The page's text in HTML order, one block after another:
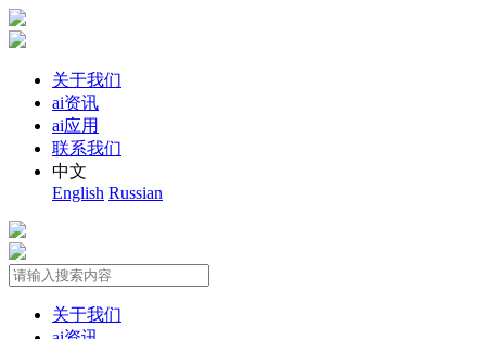
关于我们
ai资讯
ai应用
联系我们
中文
English Russian
关于我们